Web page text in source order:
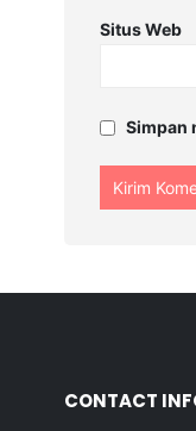
Situs Web
Simpan
CONTACT